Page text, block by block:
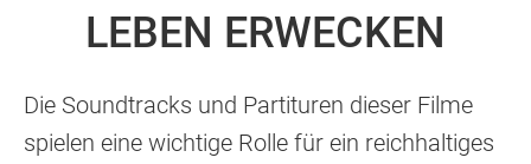
LEBEN ERWECKEN
Die Soundtracks und Partituren dieser Filme
spielen eine wichtige Rolle für ein reichhaltiges